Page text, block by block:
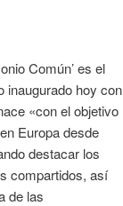
Común’ es el
inaugurado hoy con
«con el objetivo
Europa desde
destacar los
compartidos, así
de las